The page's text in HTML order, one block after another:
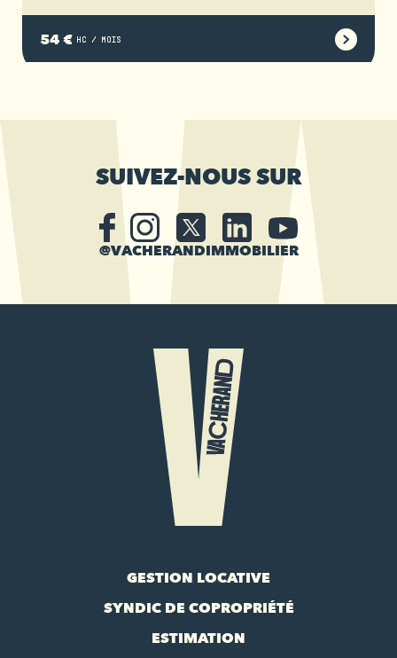
54 € HC / MOIS
SUIVEZ-NOUS SUR
@VACHERANDIMMOBILIER
GESTION LOCATIVE
SYNDIC DE COPROPRIÉTÉ
ESTIMATION